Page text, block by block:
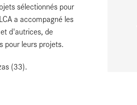
sélectionnés pour
a accompagné les
d'autrices, de
pour leurs projets.
(33).